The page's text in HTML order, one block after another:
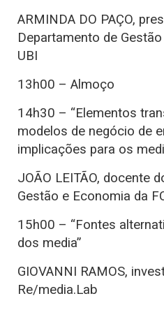
ARMINDA DO PAÇO,
Departamento de
UBI
13h00 – Almoço
14h30 – “Elementos
modelos de negócio de
implicações para os
JOÃO LEITÃO, docente
Gestão e Economia da
15h00 – “Fontes
dos media”
GIOVANNI RAMOS,
Re/media.Lab